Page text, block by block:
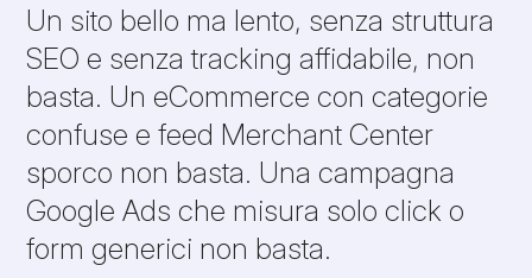
Un sito bello ma lento, senza struttura
SEO e senza tracking affidabile, non
basta. Un eCommerce con categorie
confuse e feed Merchant Center
sporco non basta. Una campagna
Google Ads che misura solo click o
form generici non basta.